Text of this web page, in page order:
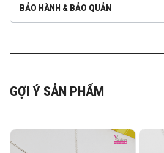
BẢO HÀNH & BẢO QUẢN
GỢI Ý SẢN PHẨM